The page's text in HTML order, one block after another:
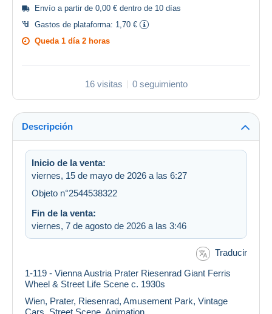
Envío a partir de 0,00 € dentro de 10 días
Gastos de plataforma: 1,70 €
Queda 1 día 2 horas
16 visitas 0 seguimiento
Descripción
Inicio de la venta:
viernes, 15 de mayo de 2026 a las 6:27
Objeto n°2544538322
Fin de la venta:
viernes, 7 de agosto de 2026 a las 3:46
Traducir
1-119 - Vienna Austria Prater Riesenrad Giant Ferris
Wheel & Street Life Scene c. 1930s
Wien, Prater, Riesenrad, Amusement Park, Vintage
Cars, Street Scene, Animation.